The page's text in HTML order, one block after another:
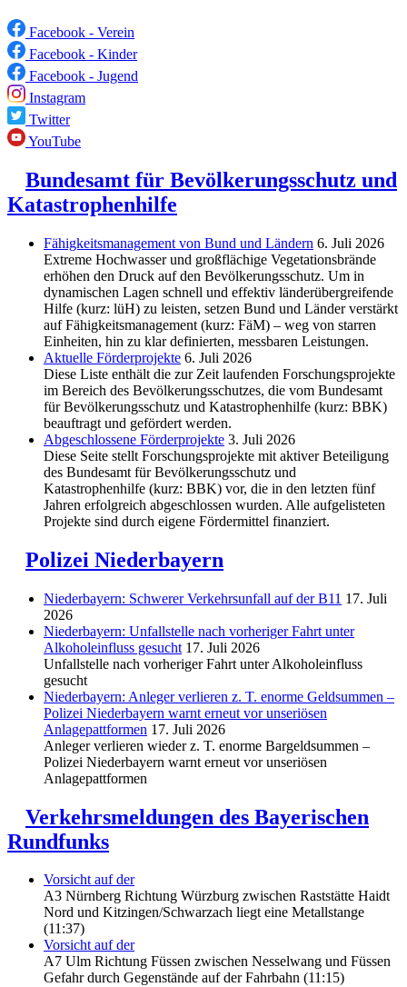
Facebook - Verein
Facebook - Kinder
Facebook - Jugend
Instagram
Twitter
YouTube
Bundesamt für Bevölkerungsschutz und
Katastrophenhilfe
Fähigkeitsmanagement von Bund und Ländern 6. Juli 2026
Extreme Hochwasser und großflächige Vegetationsbrände
erhöhen den Druck auf den Bevölkerungsschutz. Um in
dynamischen Lagen schnell und effektiv länderübergreifende
Hilfe (kurz: lüH) zu leisten, setzen Bund und Länder verstärkt
auf Fähigkeitsmanagement (kurz: FäM) – weg von starren
Einheiten, hin zu klar definierten, messbaren Leistungen.
Aktuelle Förderprojekte 6. Juli 2026
Diese Liste enthält die zur Zeit laufenden Forschungsprojekte
im Bereich des Be­völkerungs­schutzes, die vom Bundesamt
für Bevölkerungsschutz und Katastrophenhilfe (kurz: BBK)
beauftragt und gefördert werden.
Abgeschlos­sene Förderprojekte 3. Juli 2026
Diese Seite stellt Forschungsprojekte mit aktiver Beteiligung
des Bundesamt für Bevölkerungsschutz und
Katastrophenhilfe (kurz: BBK) vor, die in den letzten fünf
Jahren erfolgreich abgeschlossen wurden. Alle aufgelisteten
Projekte sind durch eigene Fördermittel finanziert.
Polizei Niederbayern
Niederbayern: Schwerer Verkehrsunfall auf der B11 17. Juli
2026
Niederbayern: Unfallstelle nach vorheriger Fahrt unter
Alkoholeinfluss gesucht 17. Juli 2026
Unfallstelle nach vorheriger Fahrt unter Alkoholeinfluss
gesucht
Niederbayern: Anleger verlieren z. T. enorme Geldsummen –
Polizei Niederbayern warnt erneut vor unseriösen
Anlagepattformen 17. Juli 2026
Anleger verlieren wieder z. T. enorme Bargeldsummen –
Polizei Niederbayern warnt erneut vor unseriösen
Anlagepattformen
Verkehrsmeldungen des Bayerischen
Rundfunks
Vorsicht auf der
A3 Nürnberg Richtung Würzburg zwischen Raststätte Haidt
Nord und Kitzingen/Schwarzach liegt eine Metallstange
(11:37)
Vorsicht auf der
A7 Ulm Richtung Füssen zwischen Nesselwang und Füssen
Gefahr durch Gegenstände auf der Fahrbahn (11:15)